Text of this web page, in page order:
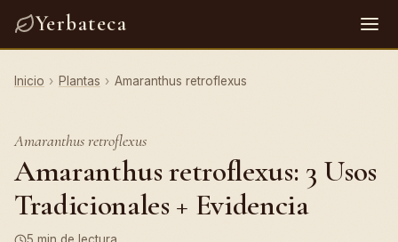
Yerbateca
Inicio › Plantas › Amaranthus retroflexus
Amaranthus retroflexus
Amaranthus retroflexus: 3 Usos
Tradicionales + Evidencia